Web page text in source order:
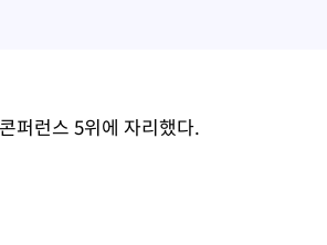
퍼런스 5위에 자리했다.